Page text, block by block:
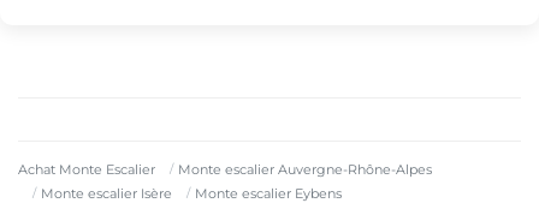
Achat Monte Escalier
Monte escalier Auvergne-Rhône-Alpes
Monte escalier Isère
Monte escalier Eybens